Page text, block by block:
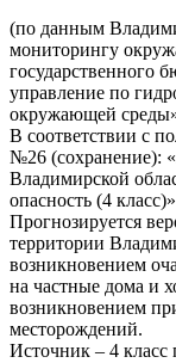
(по данным
мониторингу
государственного
управление по
окружающей
В соответствии с
№26 (сохранение):
Владимирской
опасность (4
Прогнозируется
территории
возникновением
на частные дома и
возникновением
месторождений.
Источник – 4 класс